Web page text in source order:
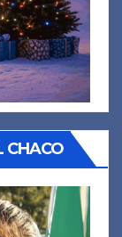
CHACO